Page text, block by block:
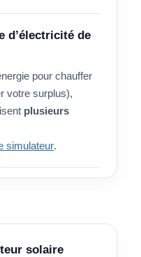
d’électricité de
pour chauffer
votre surplus),
plusieurs
simulateur.
solaire